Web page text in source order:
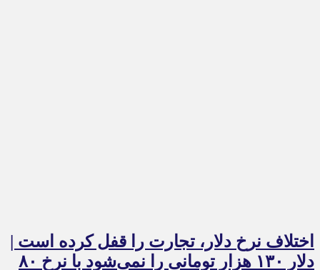
اختلاف نرخ دلار، تجارت را قفل کرده است |
دلار ۱۳۰ هزار تومانی را نمی‌شود با نرخ ۸۰